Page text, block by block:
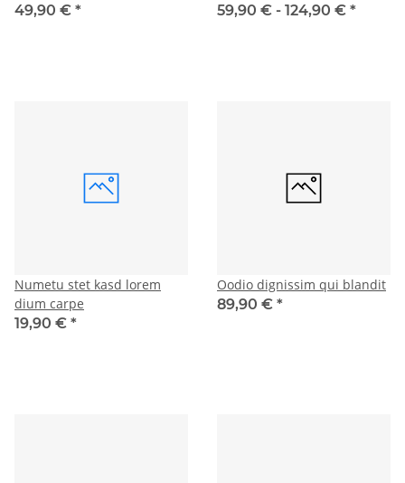
49,90 € *
59,90 € - 124,90 € *
Numetu stet kasd lorem
dium carpe
19,90 € *
Oodio dignissim qui blandit
89,90 € *